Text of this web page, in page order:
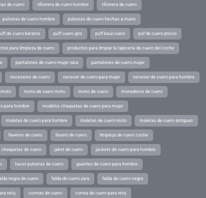
de cuero riñonera de cuero hombre riñonera de cuero
pulseras de cuero hombre pulseras de cuero hechas a mano
de cuero baratos puff cuero gris puff baul cuero puf de cuero precio
para limpieza de cuero productos para limpiar la tapiceria de cuero del coche
pantalones de cuero mujer zara pantalones de cuero mujer
neceseres de cuero neceser de cuero para mujer neceser de cuero para hombre
moto mono de cuero moto mono de cuero monederos de cuero
para hombre modelos chaquetas de cuero para mujer
maletas de cuero para hombre maletas de cuero moto maletas de cuero antiguas
llaveros de cuero llavero de cuero limpieza de cuero coche
chaquetas de cuero jaket de cuero jackets de cuero para hombre
hacer pulseras de cuero guantes de cuero para hombre
negra de cuero falda de cuero zara falda de cuero negra
reloj correas de cuero correa de cuero para reloj